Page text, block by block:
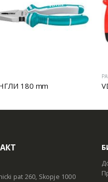
180 mm
pat 260, Skopje 1000